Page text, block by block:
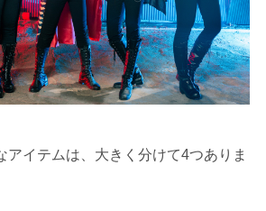
アイテムは、大きく分けて4つありま